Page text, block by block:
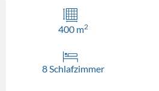
400 m2
8 Schlafzimmer